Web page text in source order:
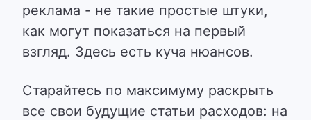
реклама - не такие простые штуки,
как могут показаться на первый
взгляд. Здесь есть куча нюансов.
Старайтесь по максимуму раскрыть
все свои будущие статьи расходов: на